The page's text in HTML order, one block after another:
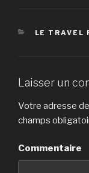
LE TRAVEL
Laisser un
Votre adresse
champs
Commentaire